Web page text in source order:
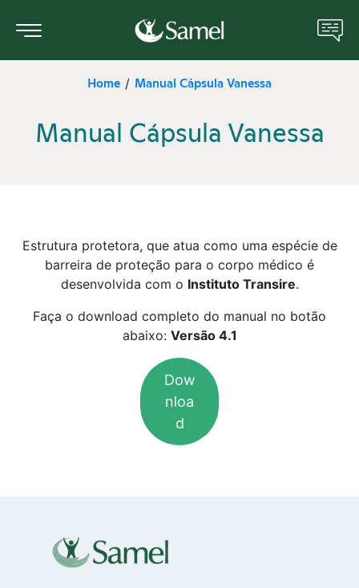
Sobre nós
Portal do Paciente
Manual do Paciente
ANS
Cotar Plano de Saúde
(92) 2129-2200
Portal do Corretor
Home / Manual Cápsula Vanessa
Manual Cápsula Vanessa
Estrutura protetora, que atua como uma espécie de
barreira de proteção para o corpo médico é
desenvolvida com o Instituto Transire.
Faça o download completo do manual no botão
abaixo: Versão 4.1
Dow
nloa
d